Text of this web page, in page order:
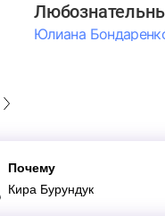
Почему
Кира Бурундук